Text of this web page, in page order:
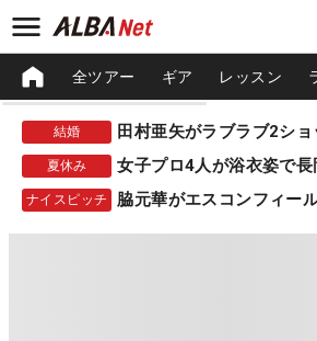
全ツアー ギア レッスン
結婚 田村亜矢がラブラブ2ショ
夏休み 女子プロ4人が浴衣姿で
ナイスピッチ 脇元華がエスコンフィー